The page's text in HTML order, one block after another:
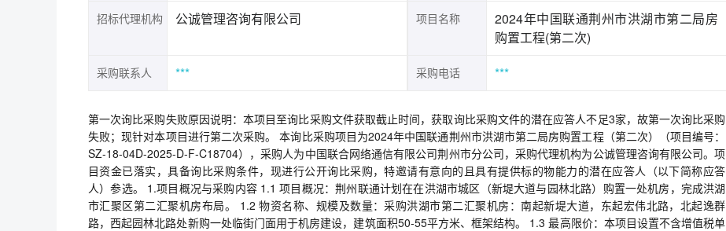
招标代理机构 公诚管理咨询有限公司 项目名称
2024年中国联通荆州市洪湖市第二局房
购置工程(第二次)
采购联系人 *** 采购电话 ***
第一次询比采购失败原因说明：本项目至询比采购文件获取截止时间，获取询比采购文件的潜在应答人不足3家，故第一次询比采购
失败；现针对本项目进行第二次采购。 本询比采购项目为2024年中国联通荆州市洪湖市第二局房购置工程（第二次）（项目编号：
SZ-18-04D-2025-D-F-C18704），采购人为中国联合网络通信有限公司荆州市分公司，采购代理机构为公诚管理咨询有限公司。项
目资金已落实，具备询比采购条件，现进行公开询比采购，特邀请有意向的且具有提供标的物能力的潜在应答人（以下简称应答
人）参选。 1.项目概况与采购内容 1.1 项目概况：荆州联通计划在在洪湖市城区（新堤大道与园林北路）购置一处机房，完成洪湖
市汇聚区第二汇聚机房布局。 1.2 物资名称、规模及数量：采购洪湖市第二汇聚机房：南起新堤大道，东起宏伟北路，北起逸群
路，西起园林北路处新购一处临街门面用于机房建设，建筑面积50-55平方米、框架结构。 1.3 最高限价：本项目设置不含增值税单